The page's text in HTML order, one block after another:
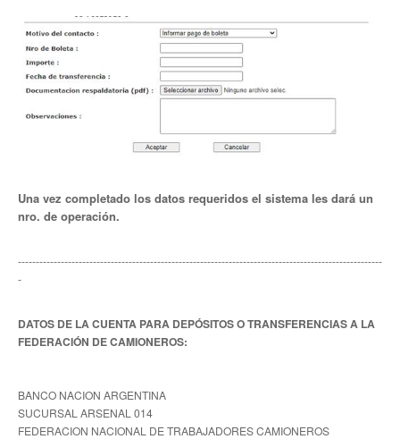
Secretaría de Transporte
Secretaría de Relaciones Internacionales
Secretaría de la Mujer
Secretaría de Turismo
Sec. Derechos Humanos
Secretaría de Acción Social
Secretaría de Asuntos Jurídicos
Secretaría de la Vivienda
Una vez completado los datos requeridos el sistema les dará un
nro. de operación.
------------------------------------------------------------------------------------------------------
-
DATOS DE LA CUENTA PARA DEPÓSITOS O TRANSFERENCIAS A LA
FEDERACIÓN DE CAMIONEROS:
BANCO NACION ARGENTINA
SUCURSAL ARSENAL 014
FEDERACION NACIONAL DE TRABAJADORES CAMIONEROS